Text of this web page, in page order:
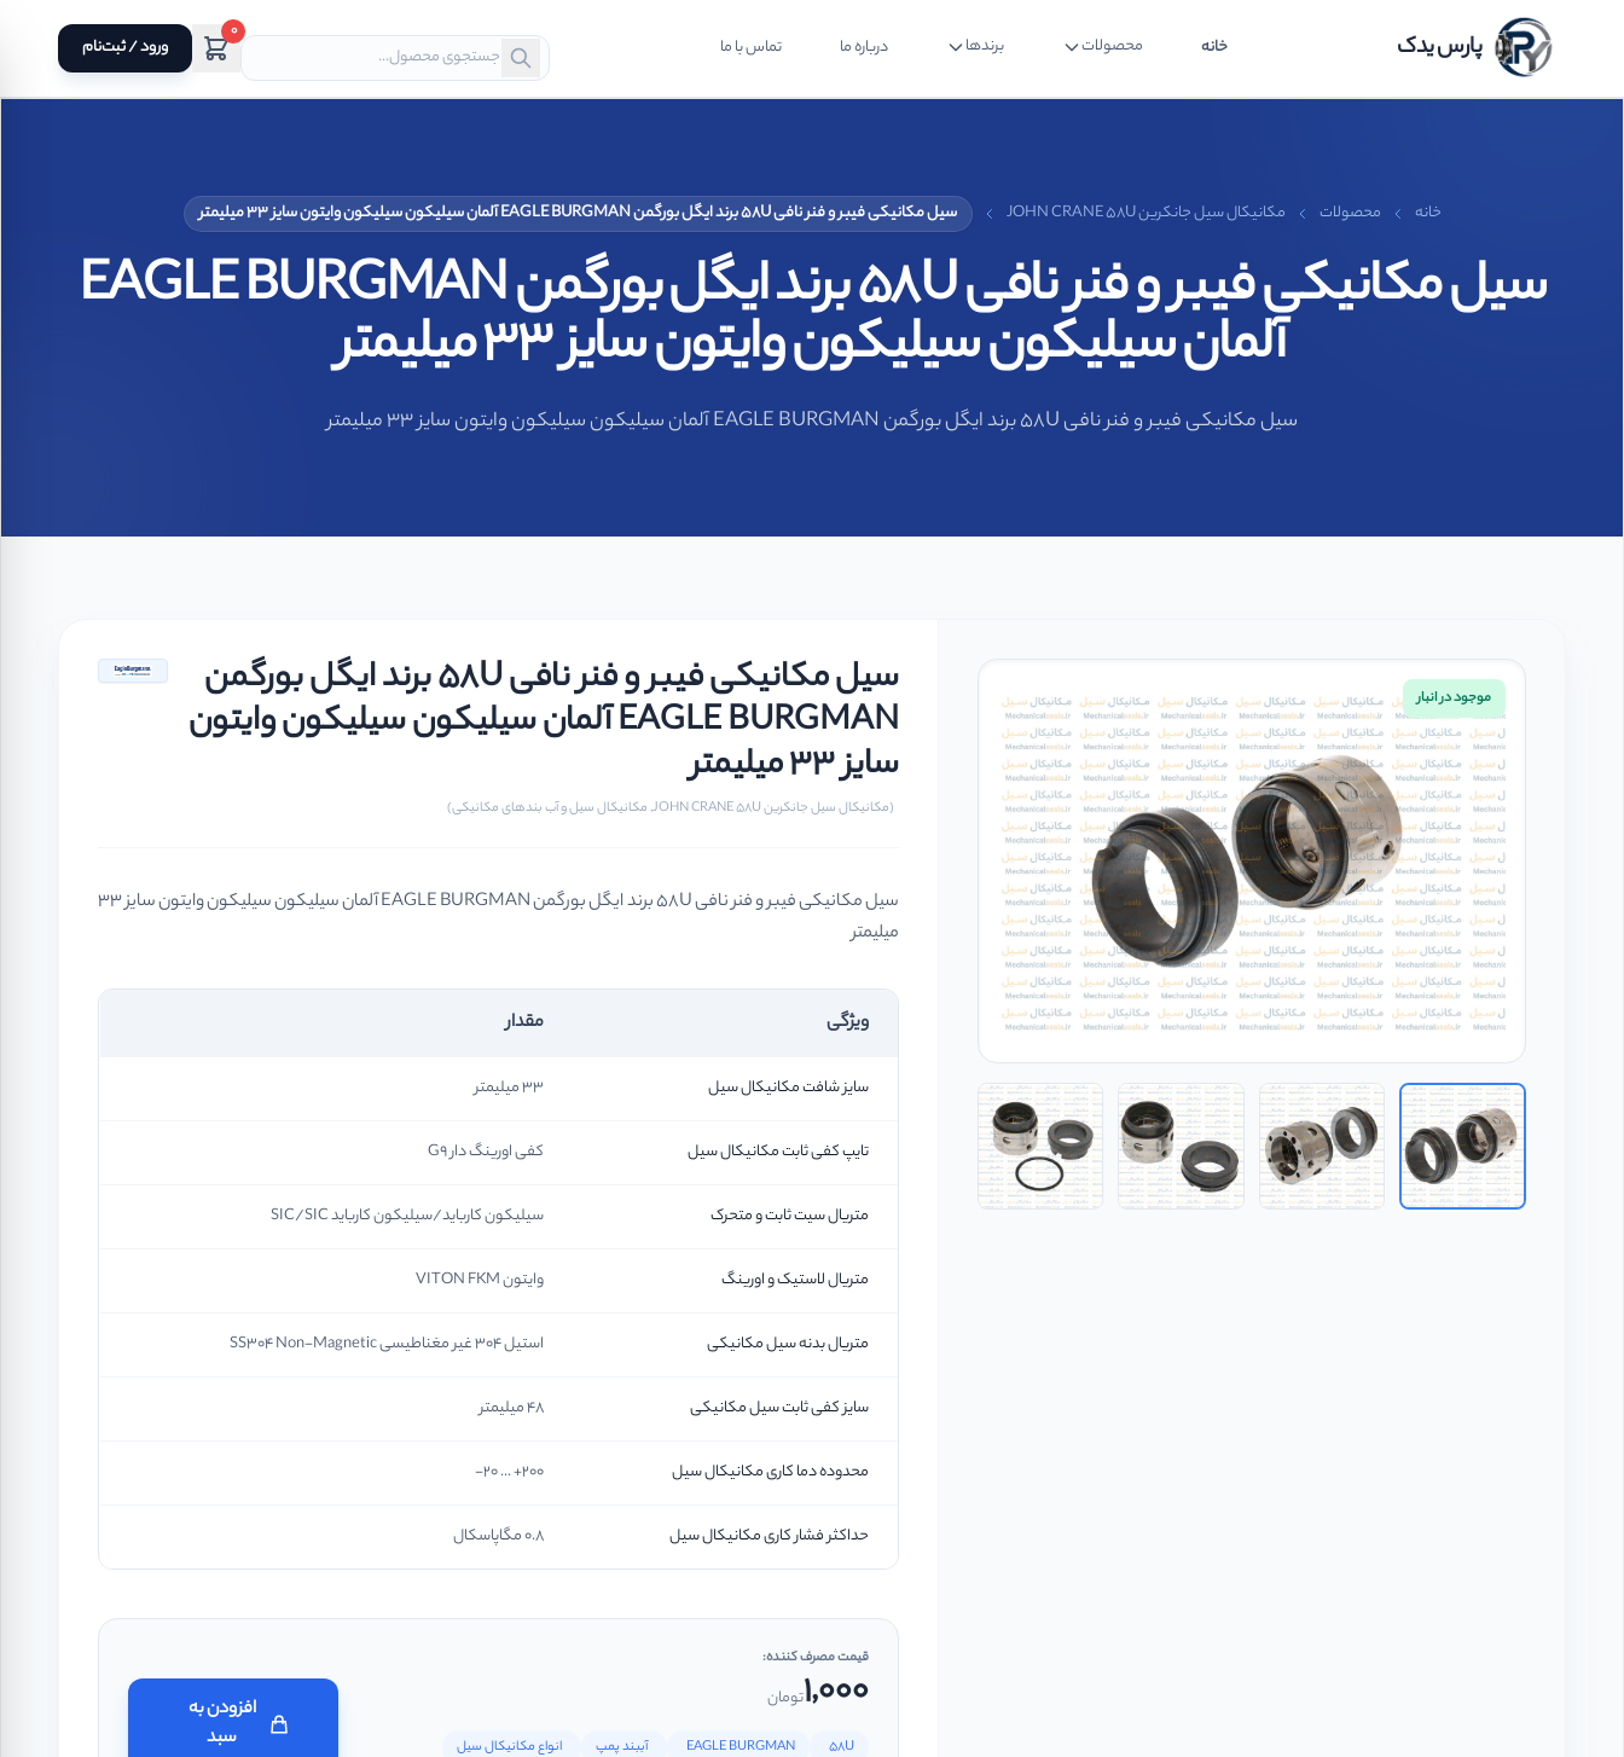
پارس یدک خانه محصولات برندها درباره ما تماس با ما
0
ورود / ثبت‌نام
خانه محصولات مکانیکال سیل جانکرین JOHN CRANE 58U سیل مکانیکی فیبر و فنر نافی 58U برند ایگل بورگمن EAGLE BURGMAN آلمان سیلیکون سیلیکون وایتون سایز 33 میلیمتر
سیل مکانیکی فیبر و فنر نافی 58U برند ایگل بورگمن EAGLE BURGMAN
آلمان سیلیکون سیلیکون وایتون سایز 33 میلیمتر
سیل مکانیکی فیبر و فنر نافی 58U برند ایگل بورگمن EAGLE BURGMAN آلمان سیلیکون سیلیکون وایتون سایز 33 میلیمتر
موجود در انبار
سیل مکانیکی فیبر و فنر نافی 58U برند ایگل بورگمن
EAGLE BURGMAN آلمان سیلیکون سیلیکون وایتون
سایز 33 میلیمتر
(مکانیکال سیل جانکرین JOHN CRANE 58U, مکانیکال سیل و آب بندهای مکانیکی)
سیل مکانیکی فیبر و فنر نافی 58U برند ایگل بورگمن EAGLE BURGMAN آلمان سیلیکون سیلیکون وایتون سایز 33
میلیمتر
ویژگی مقدار
سایز شافت مکانیکال سیل 33 میلیمتر
تایپ کفی ثابت مکانیکال سیل کفی اورینگ دار G9
متریال سیت ثابت و متحرک سیلیکون کارباید/سیلیکون کارباید SIC/SIC
متریال لاستیک و اورینگ وایتون VITON FKM
متریال بدنه سیل مکانیکی استیل 304 غیر مغناطیسی SS304 Non-Magnetic
سایز کفی ثابت سیل مکانیکی 48 میلیمتر
محدوده دما کاری مکانیکال سیل 200+ ... 20-
حداکثر فشار کاری مکانیکال سیل 0.8 مگاپاسکال
قیمت مصرف کننده:
1,000تومان
58U
EAGLE BURGMAN آببند پمپ
انواع مکانیکال سیل
افزودن به
سبد